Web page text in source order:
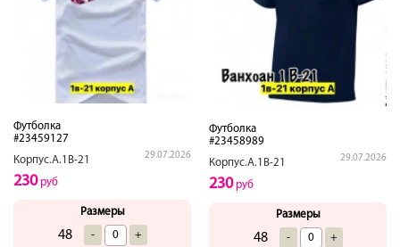
Футболка
#23459127
Корпус.А.1В-21
29.07.2026
230руб
Размеры
48 - +
Футболка
#23458989
Корпус.А.1В-21
29.07.2026
230руб
Размеры
48 - +